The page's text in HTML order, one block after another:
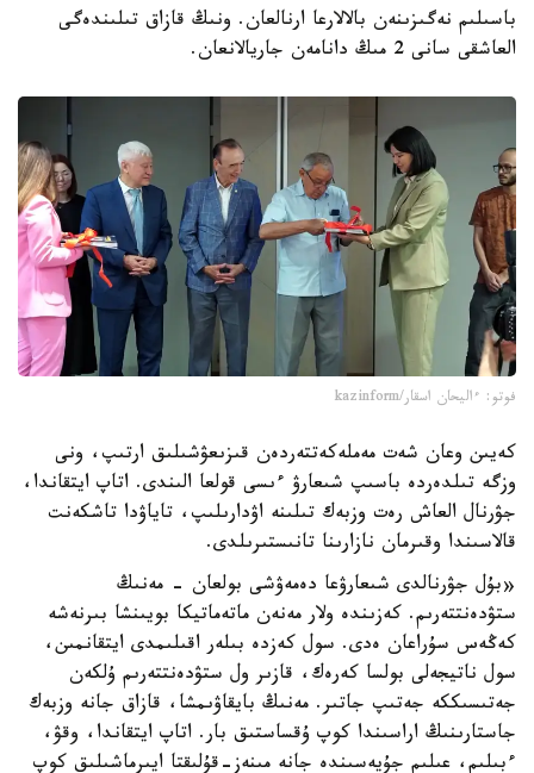
باسىلىم نەگىزىنەن بالالارعا ارنالعان. ونىڭ قازاق تىلىندەگى
العاشقى سانى 2 مىڭ دانامەن جاريالانعان.
فوتو: ءاليحان اسقار/kazinform
كەيىن وعان شەت مەملەكەتتەردەن قىزىعۋشىلىق ارتىپ، ونى
وزگە تىلدەردە باسىپ شىعارۋ ءىسى قولعا الىندى. اتاپ ايتقاندا،
جۋرنال العاش رەت وزبەك تىلىنە اۋدارىلىپ، تاياۋدا تاشكەنت
قالاسىندا وقىرمان نازارىنا تانىستىرىلدى.
«بۇل جۋرنالدى شىعارۋعا دەمەۋشى بولعان - مەنىڭ
ستۋدەنتتەرىم. كەزىندە ولار مەنەن ماتەماتيكا بويىنشا بىرنەشە
كەڭەس سۇراعان ەدى. سول كەزدە بىلەر اقىلىمدى ايتقانمىن،
سول ناتيجەلى بولسا كەرەك، قازىر ول ستۋدەنتتەرىم ۇلكەن
جەتىسىككە جەتىپ جاتىر. مەنىڭ بايقاۋىمشا، قازاق جانە وزبەك
جاستارىنىڭ اراسىندا كوپ ۇقساستىق بار. اتاپ ايتقاندا، وقۋ،
ءبىلىم، عىلىم جۇيەسىندە جانە مىنەز-قۇلىقتا ايىرماشىلىق كوپ